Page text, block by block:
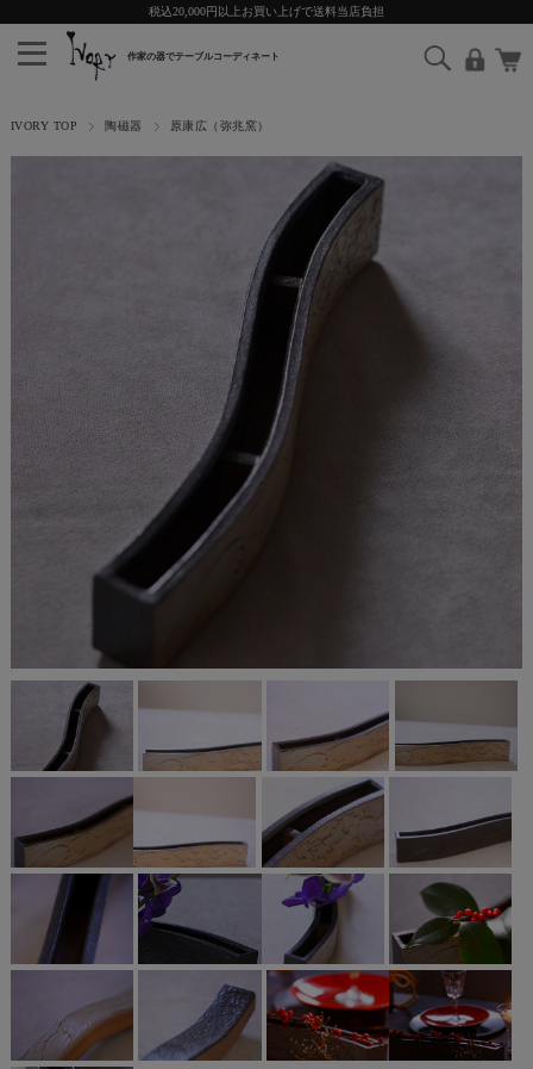
税込20,000円以上お買い上げで送料当店負担
IVORY TOP 陶磁器 原康広（弥兆窯）